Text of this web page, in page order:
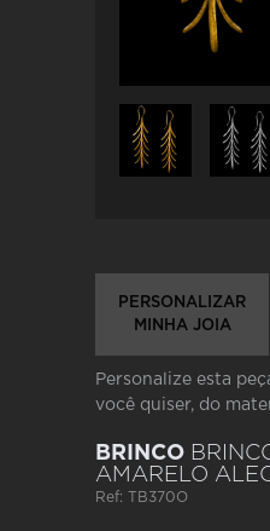
PERSONALIZAR
MINHA JOIA
Personalize esta
você quiser, do
BRINCO
AMARELO
Ref: TB370O